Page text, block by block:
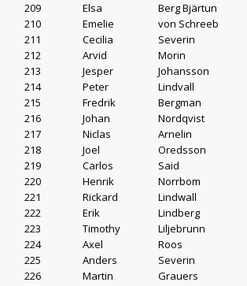
209
Elsa Berg Bjärtun
210
Emelie von Schreeb
211
Cecilia Severin
212
Arvid Morin
213
Jesper Johansson
214
Peter Lindvall
215
Fredrik Bergman
216
Johan Nordqvist
217
Niclas Arnelin
218
Joel Oredsson
219
Carlos Said
220
Henrik Norrbom
221
Rickard Lindwall
222
Erik Lindberg
223
Timothy Liljebrunn
224
Axel Roos
225
Anders Severin
226
Martin Grauers